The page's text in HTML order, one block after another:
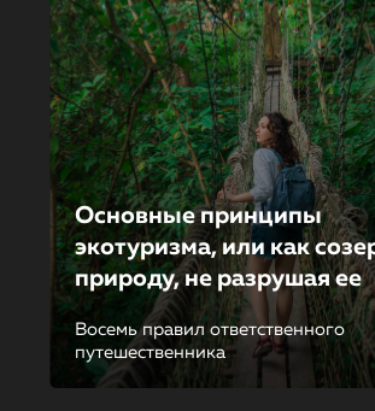
Основные принципы
экотуризма, или как
природу, не разрушая ее
Восемь правил ответственного
путешественника